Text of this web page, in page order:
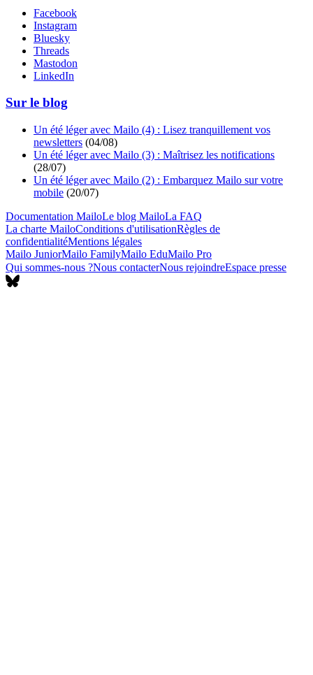
Facebook
Instagram
Bluesky
Threads
Mastodon
LinkedIn
Sur le blog
Un été léger avec Mailo (4) : Lisez tranquillement vos
newsletters (04/08)
Un été léger avec Mailo (3) : Maîtrisez les notifications
(28/07)
Un été léger avec Mailo (2) : Embarquez Mailo sur votre
mobile (20/07)
Documentation MailoLe blog MailoLa FAQ
La charte MailoConditions d'utilisationRègles de
confidentialitéMentions légales
Mailo JuniorMailo FamilyMailo EduMailo Pro
Qui sommes-nous ?Nous contacterNous rejoindreEspace presse